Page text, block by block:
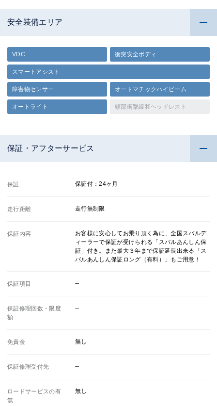
安全装備エリア
VDC 衝突安全ボディ
スマートアシスト
障害物センサー オートマチックハイビーム
オートライト 頸部衝撃緩和ヘッドレスト
保証・アフターサービス
保証 保証付：24ヶ月
走行距離 走行無制限
保証内容
お客様に安心してお乗り頂く為に、全国スバルデ
ィーラーで保証が受けられる「スバルあんしん保
証」付き。また最大３年まで保証延長出来る「ス
バルあんしん保証ロング（有料）」もご用意！
保証項目 --
保証修理回数・限度
額
--
免責金 無し
保証修理受付先 --
ロードサービスの有
無
無し